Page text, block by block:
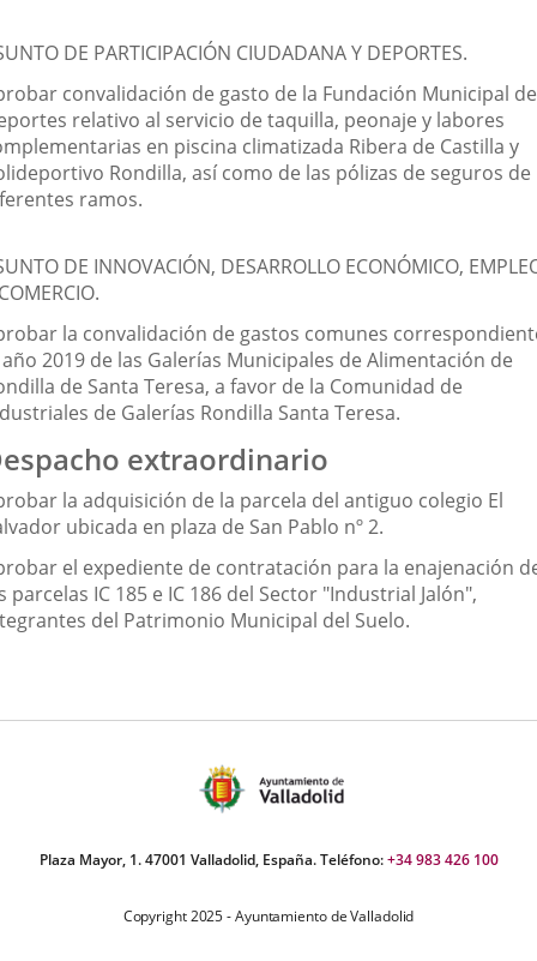
DE PARTICIPACIÓN CIUDADANA Y DEPORTES.
convalidación de gasto de la Fundación Municipal de
relativo al servicio de taquilla, peonaje y labores
en piscina climatizada Ribera de Castilla y
Rondilla, así como de las pólizas de seguros de
ramos.
DE INNOVACIÓN, DESARROLLO ECONÓMICO,
la convalidación de gastos comunes
2019 de las Galerías Municipales de Alimentación de
de Santa Teresa, a favor de la Comunidad de
de Galerías Rondilla Santa Teresa.
extraordinario
la adquisición de la parcela del antiguo colegio El
ubicada en plaza de San Pablo nº 2.
el expediente de contratación para la enajenación
parcelas IC 185 e IC 186 del Sector "Industrial Jalón",
del Patrimonio Municipal del Suelo.
Plaza Mayor, 1. 47001 Valladolid, España. Teléfono:+34 983 426 100
Copyright 2025 - Ayuntamiento de Valladolid